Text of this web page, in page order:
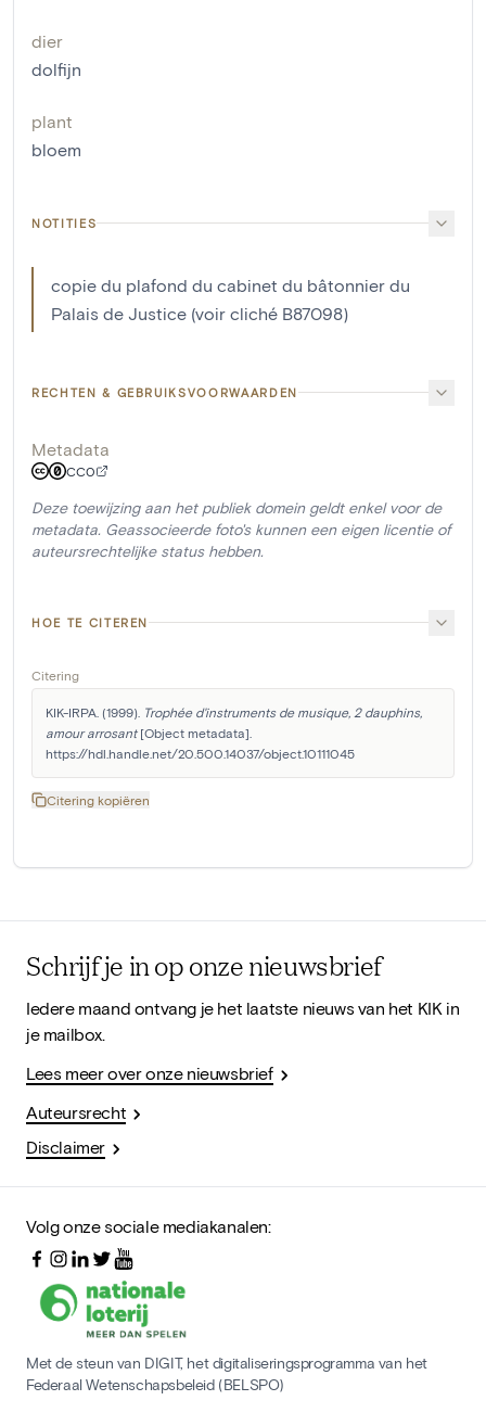
dier
dolfijn
plant
bloem
NOTITIES
copie du plafond du cabinet du bâtonnier du
Palais de Justice (voir cliché B87098)
RECHTEN & GEBRUIKSVOORWAARDEN
Metadata
CC0
Deze toewijzing aan het publiek domein geldt enkel voor de
metadata. Geassocieerde foto's kunnen een eigen licentie of
auteursrechtelijke status hebben.
HOE TE CITEREN
Citering
KIK-IRPA. (1999). Trophée d'instruments de musique, 2 dauphins,
amour arrosant [Object metadata].
https://hdl.handle.net/20.500.14037/object.10111045
Citering kopiëren
Schrijf je in op onze nieuwsbrief
Iedere maand ontvang je het laatste nieuws van het KIK in
je mailbox.
Lees meer over onze nieuwsbrief
Auteursrecht
Disclaimer
Volg onze sociale mediakanalen:
Met de steun van DIGIT, het digitaliseringsprogramma van het
Federaal Wetenschapsbeleid (BELSPO)